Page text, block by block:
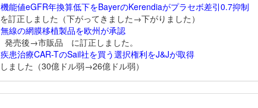
能値eGFR年換算低下をBayerのKerendiaがプラセボ差引0.7抑制
訂正しました（下がってきました→下がりました）
線の網膜移植製品を欧州が承認
発売後→市販品 に訂正しました。
患治療CAR-TのSail社を買う選択権利をJ&Jが取得
ました（30億ドル弱→26億ドル弱）